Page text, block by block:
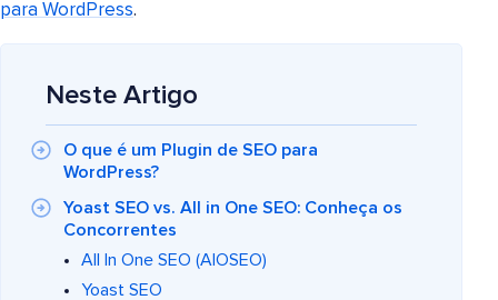
para WordPress.
Neste Artigo
O que é um Plugin de SEO para
WordPress?
Yoast SEO vs. All in One SEO: Conheça os
Concorrentes
All In One SEO (AIOSEO)
Yoast SEO